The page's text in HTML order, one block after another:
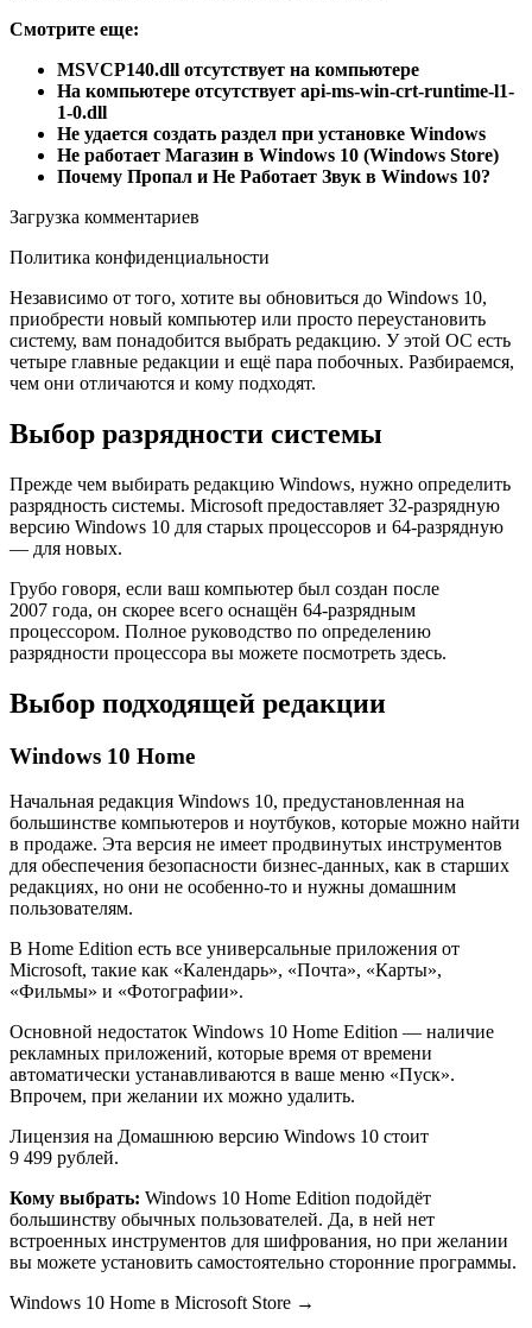
Смотрите еще:
MSVCP140.dll отсутствует на компьютере
На компьютере отсутствует api-ms-win-crt-runtime-l1-
1-0.dll
Не удается создать раздел при установке Windows
Не работает Магазин в Windows 10 (Windows Store)
Почему Пропал и Не Работает Звук в Windows 10?
Загрузка комментариев
Политика конфиденциальности
Независимо от того, хотите вы обновиться до Windows 10,
приобрести новый компьютер или просто переустановить
систему, вам понадобится выбрать редакцию. У этой ОС есть
четыре главные редакции и ещё пара побочных. Разбираемся,
чем они отличаются и кому подходят.
Выбор разрядности системы
Прежде чем выбирать редакцию Windows, нужно определить
разрядность системы. Microsoft предоставляет 32-разрядную
версию Windows 10 для старых процессоров и 64-разрядную
— для новых.
Грубо говоря, если ваш компьютер был создан после
2007 года, он скорее всего оснащён 64-разрядным
процессором. Полное руководство по определению
разрядности процессора вы можете посмотреть здесь.
Выбор подходящей редакции
Windows 10 Home
Начальная редакция Windows 10, предустановленная на
большинстве компьютеров и ноутбуков, которые можно найти
в продаже. Эта версия не имеет продвинутых инструментов
для обеспечения безопасности бизнес-данных, как в старших
редакциях, но они не особенно-то и нужны домашним
пользователям.
В Home Edition есть все универсальные приложения от
Microsoft, такие как «Календарь», «Почта», «Карты»,
«Фильмы» и «Фотографии».
Основной недостаток Windows 10 Home Edition — наличие
рекламных приложений, которые время от времени
автоматически устанавливаются в ваше меню «Пуск».
Впрочем, при желании их можно удалить.
Лицензия на Домашнюю версию Windows 10 стоит
9 499 рублей.
Кому выбрать: Windows 10 Home Edition подойдёт
большинству обычных пользователей. Да, в ней нет
встроенных инструментов для шифрования, но при желании
вы можете установить самостоятельно сторонние программы.
Windows 10 Home в Microsoft Store →